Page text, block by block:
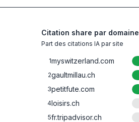
Citation share par domaine
Part des citations IA par site
1myswitzerland.com
2gaultmillau.ch
3petitfute.com
4loisirs.ch
5fr.tripadvisor.ch